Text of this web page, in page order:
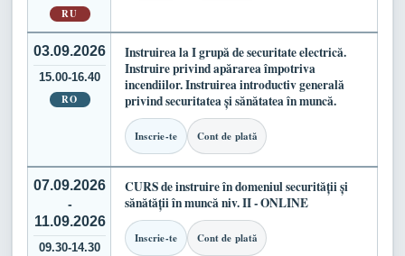
RU
03.09.2026
15.00-16.40
RO
Instruirea la I grupă de securitate electrică.
Instruire privind apărarea împotriva
incendiilor. Instruirea introductiv generală
privind securitatea și sănătatea în muncă.
Inscrie-te Cont de plată
07.09.2026
-
11.09.2026
09.30-14.30
CURS de instruire în domeniul securității și
sănătății în muncă niv. II - ONLINE
Inscrie-te Cont de plată